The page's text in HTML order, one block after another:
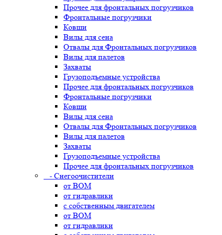
Прочее для фронтальных погрузчиков
Фронтальные погрузчики
Ковши
Вилы для сена
Отвалы для Фронтальных погрузчиков
Вилы для палетов
Захваты
Грузоподъемные устройства
Прочее для фронтальных погрузчиков
Фронтальные погрузчики
Ковши
Вилы для сена
Отвалы для Фронтальных погрузчиков
Вилы для палетов
Захваты
Грузоподъемные устройства
Прочее для фронтальных погрузчиков
- Снегоочистители
от ВОМ
от гидравлики
с собственным двигателем
от ВОМ
от гидравлики